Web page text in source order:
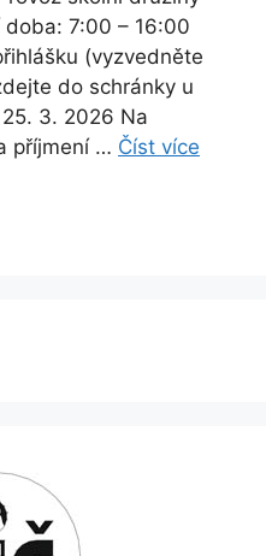
7:00 – 16:00
(vyzvedněte
do schránky u
3. 2026 Na
příjmení … Číst více